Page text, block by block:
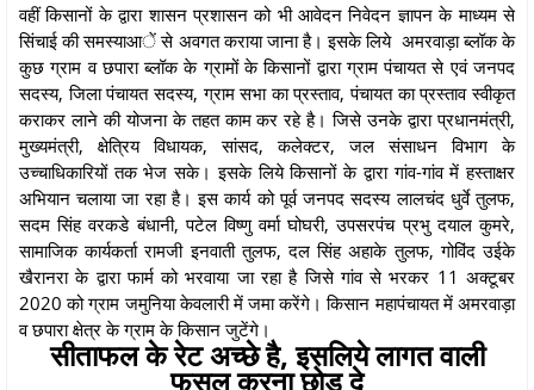
वहीं किसानों के द्वारा शासन प्रशासन को भी आवेदन निवेदन ज्ञापन के माध्यम से
सिंचाई की समस्याआें से अवगत कराया जाना है। इसके लिये अमरवाड़ा ब्लॉक के
कुछ ग्राम व छपारा ब्लॉक के ग्रामों के किसानों द्वारा ग्राम पंचायत से एवं जनपद
सदस्य, जिला पंचायत सदस्य, ग्राम सभा का प्रस्ताव, पंचायत का प्रस्ताव स्वीकृत
कराकर लाने की योजना के तहत काम कर रहे है। जिसे उनके द्वारा प्रधानमंत्री,
मुख्यमंत्री, क्षेत्रिय विधायक, सांसद, कलेक्टर, जल संसाधन विभाग के
उच्चाधिकारियों तक भेज सके। इसके लिये किसानों के द्वारा गांव-गांव में हस्ताक्षर
अभियान चलाया जा रहा है। इस कार्य को पूर्व जनपद सदस्य लालचंद धुर्वे तुलफ,
सदम सिंह वरकडे बंधानी, पटेल विष्णु वर्मा घोघरी, उपसरपंच प्रभु दयाल कुमरे,
सामाजिक कार्यकर्ता रामजी इनवाती तुलफ, दल सिंह अहाके तुलफ, गोविंद उईके
खैरानरा के द्वारा फार्म को भरवाया जा रहा है जिसे गांव से भरकर 11 अक्टूबर
2020 को ग्राम जमुनिया केवलारी में जमा करेंगे। किसान महापंचायत में अमरवाड़ा
व छपारा क्षेत्र के ग्राम के किसान जुटेंगे।
सीताफल के रेट अच्छे है, इसलिये लागत वाली
फसल करना छोड़ दे